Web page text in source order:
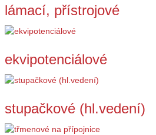
lámací, přístrojové
ekvipotenciálové
stupačkové (hl.vedení)